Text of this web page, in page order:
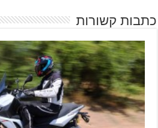
כתבות קשורות